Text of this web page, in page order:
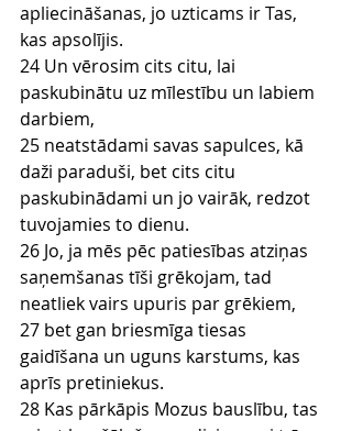
apliecināšanas, jo uzticams ir Tas,
kas apsolījis.
24 Un vērosim cits citu, lai
paskubinātu uz mīlestību un labiem
darbiem,
25 neatstādami savas sapulces, kā
daži paraduši, bet cits citu
paskubinādami un jo vairāk, redzot
tuvojamies to dienu.
26 Jo, ja mēs pēc patiesības atziņas
saņemšanas tīši grēkojam, tad
neatliek vairs upuris par grēkiem,
27 bet gan briesmīga tiesas
gaidīšana un uguns karstums, kas
aprīs pretiniekus.
28 Kas pārkāpis Mozus bauslību, tas